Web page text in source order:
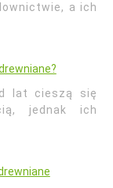
a ich
lat cieszą się
jednak ich